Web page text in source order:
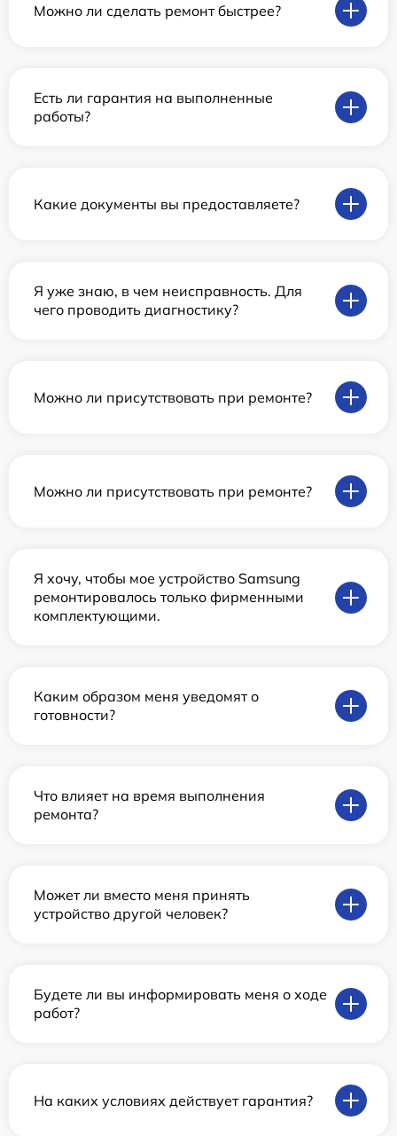
Можно ли сделать ремонт быстрее?
Есть ли гарантия на выполненные
работы?
Какие документы вы предоставляете?
Я уже знаю, в чем неисправность. Для
чего проводить диагностику?
Можно ли присутствовать при ремонте?
Можно ли присутствовать при ремонте?
Я хочу, чтобы мое устройство Samsung
ремонтировалось только фирменными
комплектующими.
Каким образом меня уведомят о
готовности?
Что влияет на время выполнения
ремонта?
Может ли вместо меня принять
устройство другой человек?
Будете ли вы информировать меня о ходе
работ?
На каких условиях действует гарантия?